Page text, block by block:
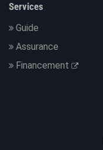
Services
Guide
Assurance
Financement